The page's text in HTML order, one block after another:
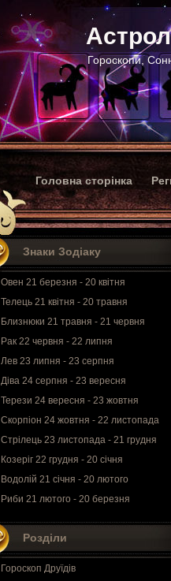
Гороскопи,
Головна сторінка
Знаки Зодіаку
Овен 21 березня - 20 квітня
Телець 21 квітня - 20 травня
Близнюки 21 травня - 21 червня
Рак 22 червня - 22 липня
Лев 23 липня - 23 серпня
Діва 24 серпня - 23 вересня
Терези 24 вересня - 23 жовтня
Скорпіон 24 жовтня - 22 листопада
Стрілець 23 листопада - 21 грудня
Козеріг 22 грудня - 20 січня
Водолій 21 січня - 20 лютого
Риби 21 лютого - 20 березня
Розділи
Гороскоп Друїдів